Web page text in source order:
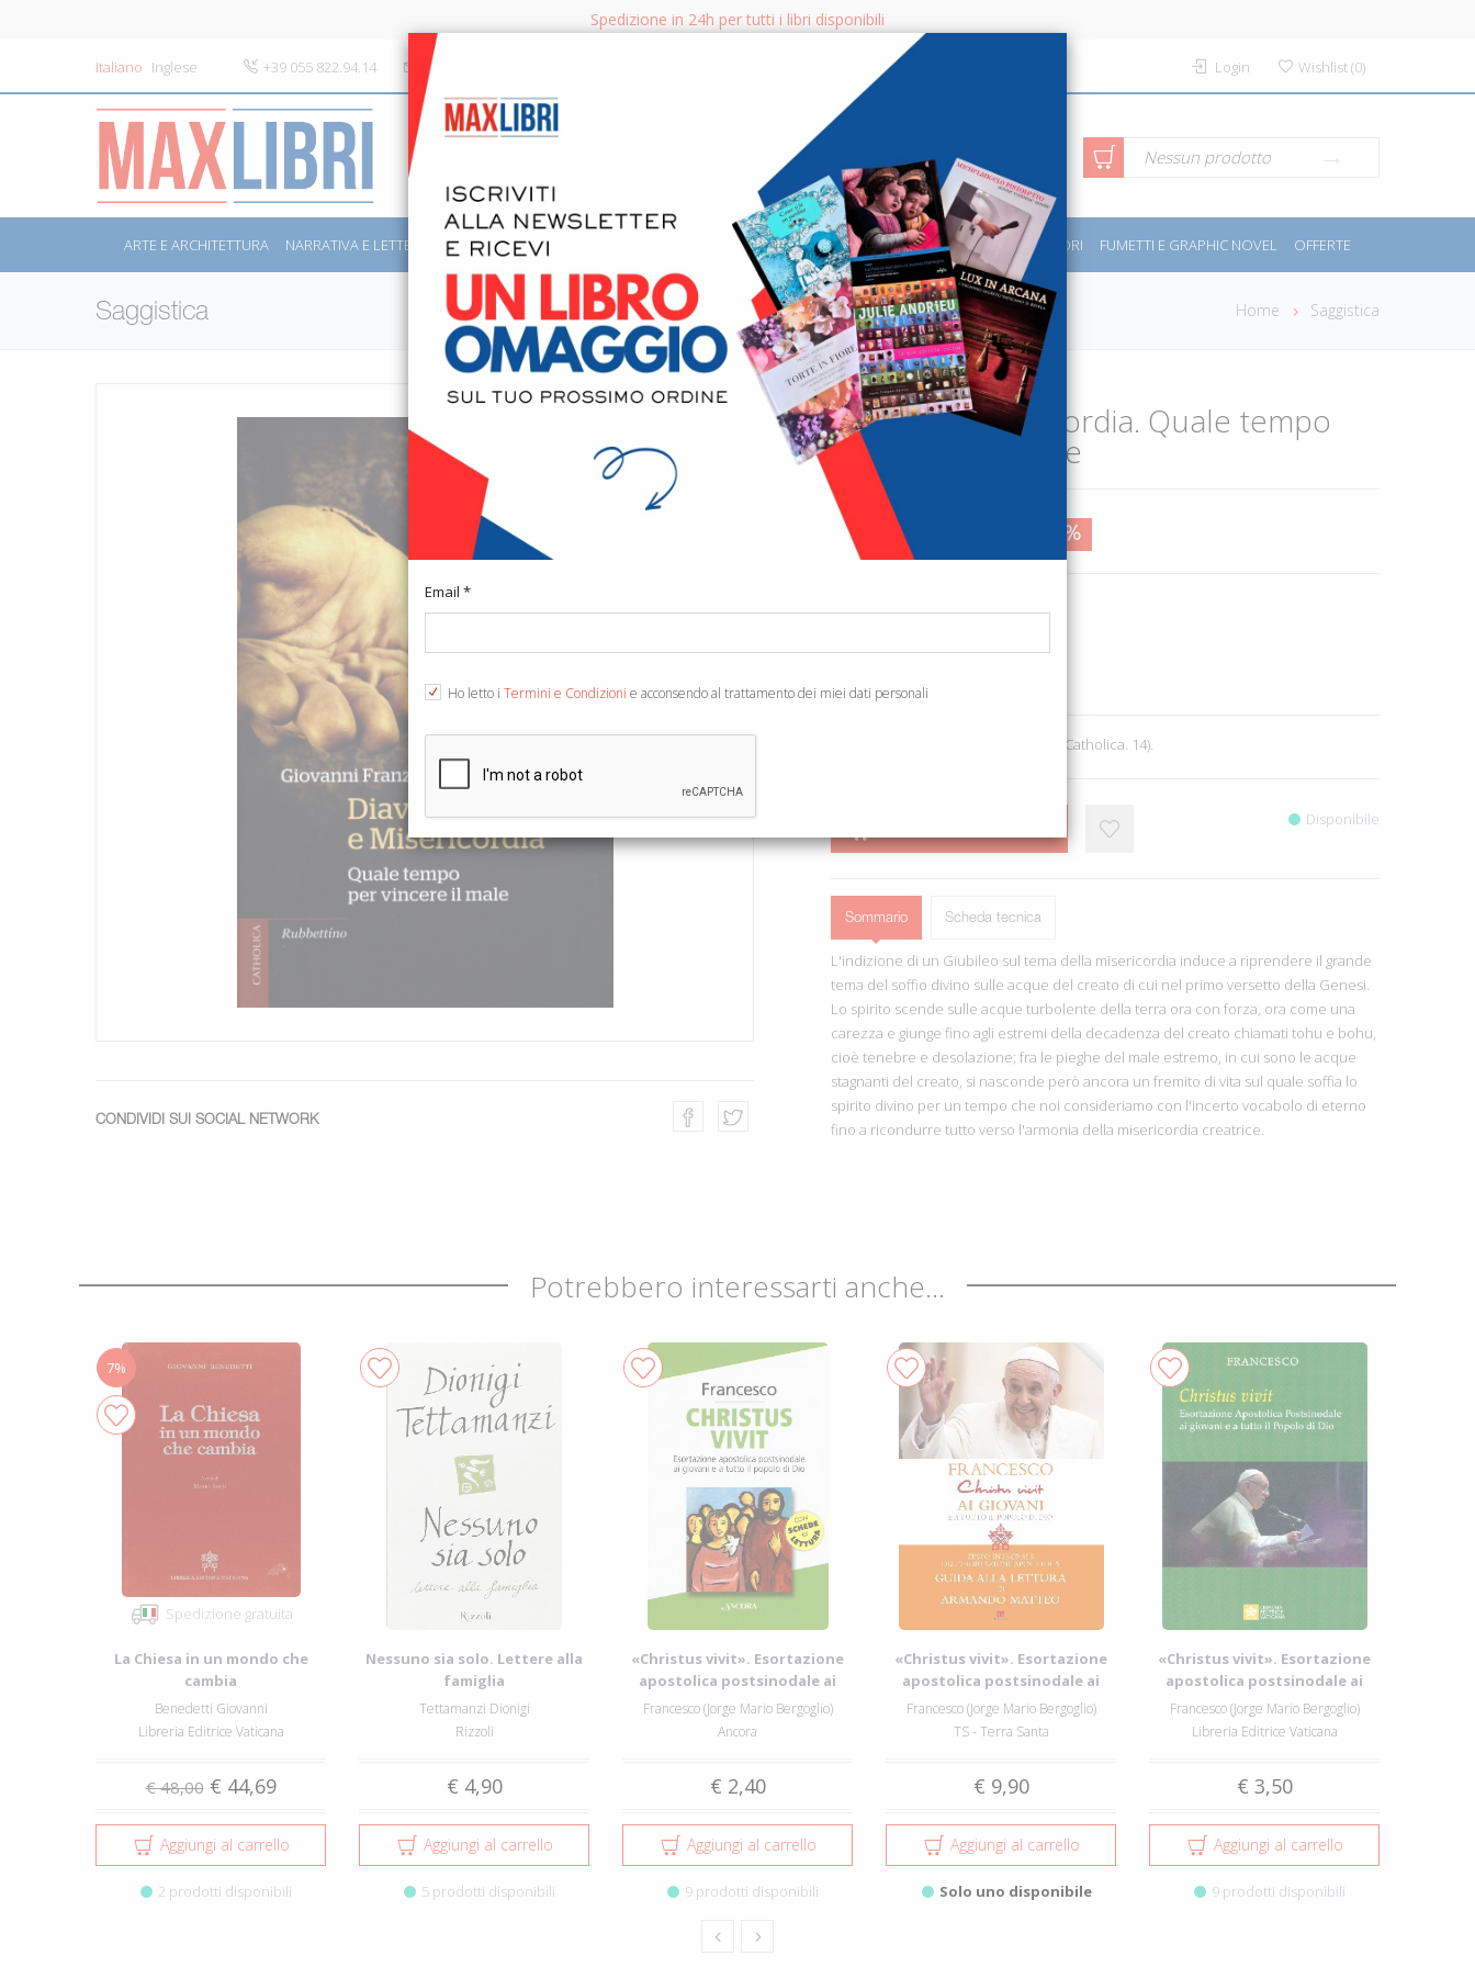
Spedizione in 24h per tutti i libri disponibili
Italiano Inglese +39 055 822.94.14 info@maxlibri.it Login Wishlist(0)
CERCA Ricerca avanzata Nessun prodotto
ARTE E ARCHITETTURA NARRATIVA E LETTERATURA SAGGISTICA LIBRI PER BAMBINI E RAGAZZI MANUALI - GUIDE - CORSI SPORT E MOTORI FUMETTI E GRAPHIC NOVEL OFFERTE
Saggistica Home Saggistica
CONDIVIDI SUI SOCIAL NETWORK
Diavolo e misericordia. Quale tempo
per vincere il male
€ 12,00 14%
Codice: 804583069155176
Categoria: Religione e Spiritualità
Ean13:
9788849845341
Soveria Mannelli, 2015; br., pp. 222. (Catholica. 14).
Disponibile
Sommario Scheda tecnica
L'indizione di un Giubileo sul tema della misericordia induce a riprendere il grande
tema del soffio divino sulle acque del creato di cui nel primo versetto della Genesi.
Lo spirito scende sulle acque turbolente della terra ora con forza, ora come una
carezza e giunge fino agli estremi della decadenza del creato chiamati tohu e bohu,
cioè tenebre e desolazione; fra le pieghe del male estremo, in cui sono le acque
stagnanti del creato, si nasconde però ancora un fremito di vita sul quale soffia lo
spirito divino per un tempo che noi consideriamo con l'incerto vocabolo di eterno
fino a ricondurre tutto verso l'armonia della misericordia creatrice.
Potrebbero interessarti anche...
7%
Spedizione gratuita
La Chiesa in un mondo che
cambia
Benedetti Giovanni
Libreria Editrice Vaticana
€ 48,00 € 44,69
Aggiungi al carrello
2 prodotti disponibili
Nessuno sia solo. Lettere alla
famiglia
Tettamanzi Dionigi
Rizzoli
€ 4,90
Aggiungi al carrello
5 prodotti disponibili
«Christus vivit». Esortazione
apostolica postsinodale ai
giovan...
Francesco (Jorge Mario Bergoglio)
Ancora
€ 2,40
Aggiungi al carrello
9 prodotti disponibili
«Christus vivit». Esortazione
apostolica postsinodale ai
giovan...
Francesco (Jorge Mario Bergoglio)
TS - Terra Santa
€ 9,90
Aggiungi al carrello
Solo uno disponibile
«Christus vivit». Esortazione
apostolica postsinodale ai
giovan...
Francesco (Jorge Mario Bergoglio)
Libreria Editrice Vaticana
€ 3,50
Aggiungi al carrello
9 prodotti disponibili
Email *
Ho letto i Termini e Condizioni e acconsendo al trattamento dei miei dati personali